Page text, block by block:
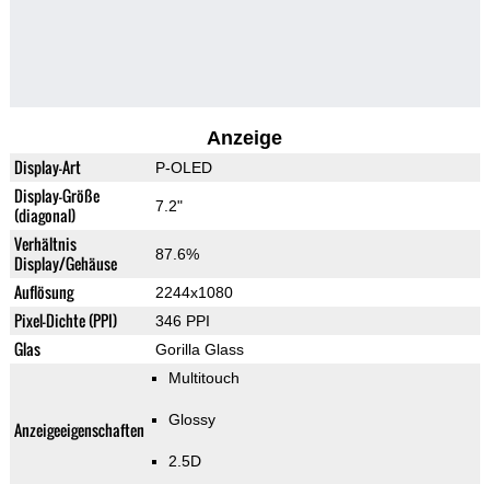
Anzeige
Display-Art P-OLED
Display-Größe
(diagonal)
7.2"
Verhältnis
Display/Gehäuse
87.6%
Auflösung 2244x1080
Pixel-Dichte (PPI) 346 PPI
Glas Gorilla Glass
Anzeigeeigenschaften
Multitouch
Glossy
2.5D